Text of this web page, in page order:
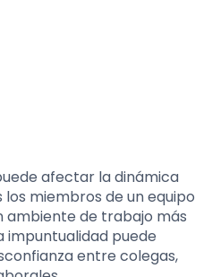
afectar la dinámica
miembros de un equipo
ambiente de trabajo más
impuntualidad puede
entre colegas,